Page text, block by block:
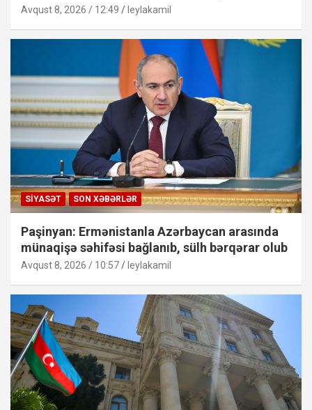
Avqust 8, 2026 / 12:49 leylakamil
SIYASƏT SON XƏBƏRLƏR
Paşinyan: Ermənistanla Azərbaycan arasında
münaqişə səhifəsi bağlanıb, sülh bərqərar olub
Avqust 8, 2026 / 10:57 leylakamil